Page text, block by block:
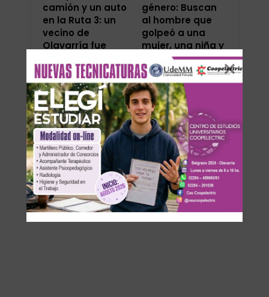
camión y un auto
en la Ruta 3: un
vecino de
Olavarría fue
género: Buscan
al hombre que
golpeó a una
mujer, una niña y
provocó el…
ANTERIOR SIGUIENTE